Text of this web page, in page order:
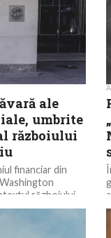
ale
umbrite
războiului
financiar din
războiului